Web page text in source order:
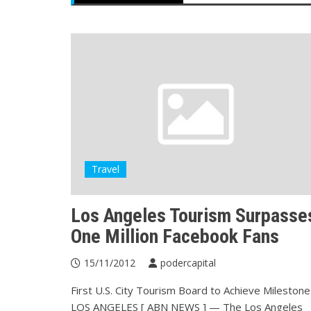
Travel
Los Angeles Tourism
One Million Facebook Fans
15/11/2012 podercapital
First U.S. City Tourism Board to Achieve Milestone
LOS ANGELES [ ABN NEWS ] — The Los Angeles